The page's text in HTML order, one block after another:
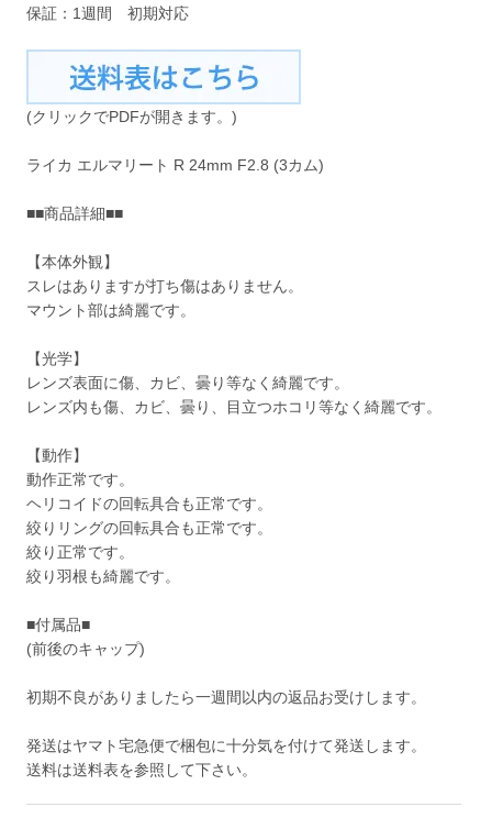
保証：1週間 初期対応
(クリックでPDFが開きます。)
ライカ エルマリート R 24mm F2.8 (3カム)
■■商品詳細■■
【本体外観】
スレはありますが打ち傷はありません。
マウント部は綺麗です。
【光学】
レンズ表面に傷、カビ、曇り等なく綺麗です。
レンズ内も傷、カビ、曇り、目立つホコリ等なく綺麗です。
【動作】
動作正常です。
ヘリコイドの回転具合も正常です。
絞りリングの回転具合も正常です。
絞り正常です。
絞り羽根も綺麗です。
■付属品■
(前後のキャップ)
初期不良がありましたら一週間以内の返品お受けします。
発送はヤマト宅急便で梱包に十分気を付けて発送します。
送料は送料表を参照して下さい。